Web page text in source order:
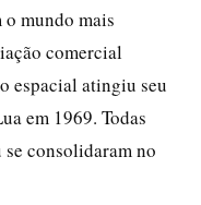
mundo mais
comercial
espacial atingiu seu
em 1969. Todas
consolidaram no